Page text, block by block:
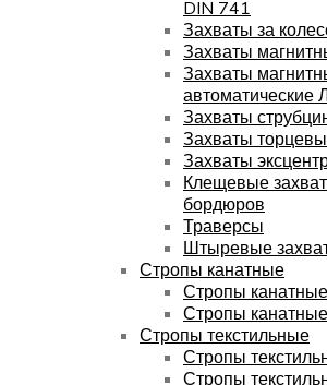
DIN 741
Захваты за
Захваты
Захваты
автоматические
Захваты
Захваты
Захваты
Клещевые
бордюров
Траверсы
Штыревые
Стропы канатные
Стропы
Стропы
Стропы текстильные
Стропы
Стропы